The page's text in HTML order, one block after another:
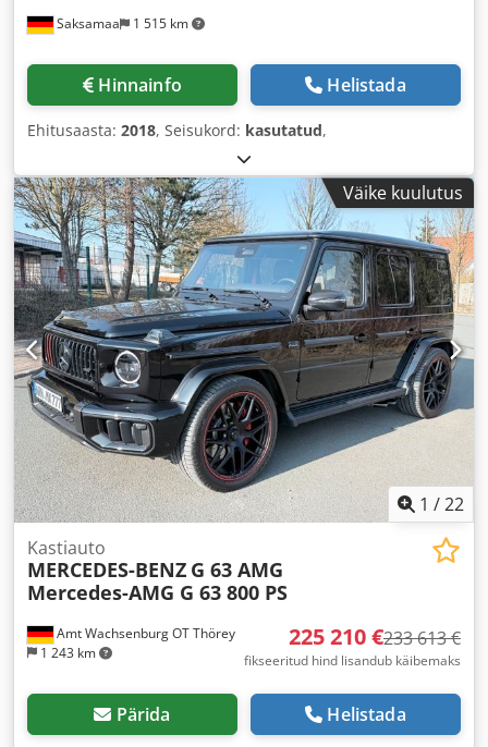
Saksamaa 1 515 km
Hinnainfo Helistada
Ehitusaasta: 2018, Seisukord: kasutatud,
Väike kuulutus
1 /22
Amt Wachsenburg OT Thörey
1 243 km
Kastiauto
MERCEDES-BENZ G 63 AMG
Mercedes-AMG G 63 800 PS
225 210 €233 613 €
fikseeritud hind lisandub käibemaks
Pärida Helistada